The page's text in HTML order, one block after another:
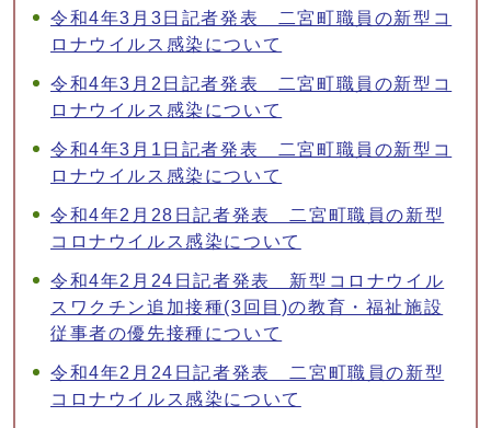
令和4年3月3日記者発表 二宮町職員の新型コ
ロナウイルス感染について
令和4年3月2日記者発表 二宮町職員の新型コ
ロナウイルス感染について
令和4年3月1日記者発表 二宮町職員の新型コ
ロナウイルス感染について
令和4年2月28日記者発表 二宮町職員の新型
コロナウイルス感染について
令和4年2月24日記者発表 新型コロナウイル
スワクチン追加接種(3回目)の教育・福祉施設
従事者の優先接種について
令和4年2月24日記者発表 二宮町職員の新型
コロナウイルス感染について